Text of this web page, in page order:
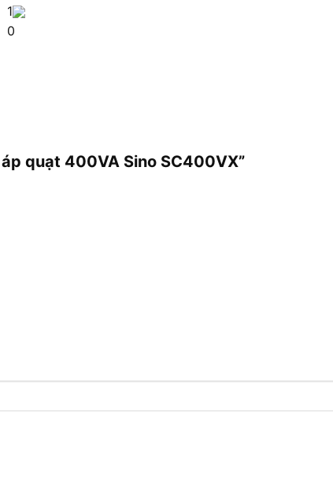
1
0
quạt 400VA Sino SC400VX”